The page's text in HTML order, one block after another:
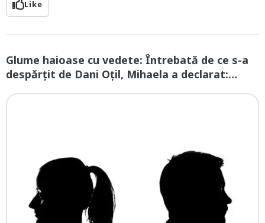
Like
Glume haioase cu vedete: Întrebată de ce s-a
despărţit de Dani Oţil, Mihaela a declarat:…